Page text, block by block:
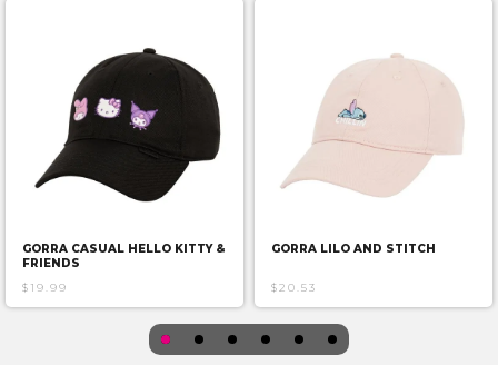
GORRA CASUAL HELLO KITTY &
FRIENDS
$19.99
GORRA LILO AND STITCH
$20.53